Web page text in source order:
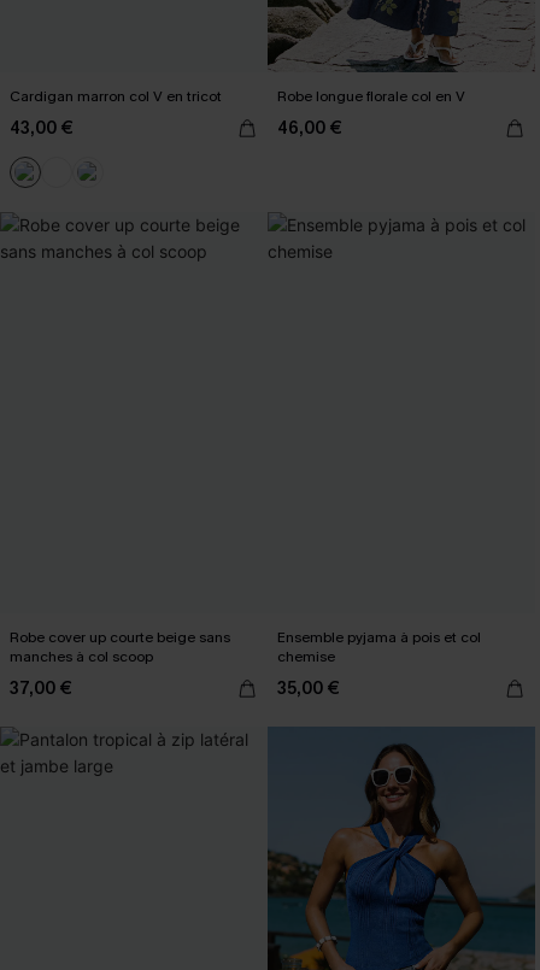
Cardigan marron col V en tricot
43,00 €
Robe longue florale col en V
46,00 €
Robe cover up courte beige sans
manches à col scoop
37,00 €
Ensemble pyjama à pois et col
chemise
35,00 €